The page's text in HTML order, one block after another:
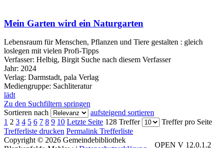
Mein Garten wird ein Naturgarten
Lebensraum für Menschen, Pflanzen und Tiere gestalten : gleich
loslegen mit vielen Profi-Tipps
Verfasser: Helbig, Birgit Suche nach diesem Verfasser
Jahr: 2024
Verlag: Darmstadt, pala Verlag
Mediengruppe: Sachliteratur
lädt
Zu den Suchfiltern springen
Sortieren nach
aufsteigend sortieren
1 2 3 4 5 6 7 8 9 10 Letzte Seite 128 Treffer
Treffer pro Seite
Trefferliste drucken Permalink Trefferliste
OPEN V 12.0.1.2
Copyright © 2026 Gemeindebibliothek